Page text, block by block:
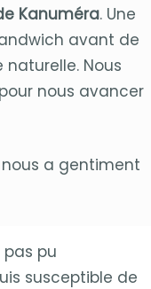
Kanuméra. Une
avant de
Nous
nous avancer
a gentiment
pu
susceptible de